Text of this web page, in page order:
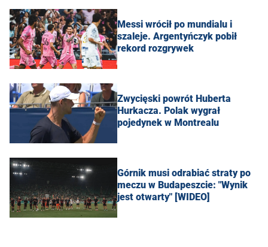
Messi wrócił po mundialu i
szaleje. Argentyńczyk pobił
rekord rozgrywek
Zwycięski powrót Huberta
Hurkacza. Polak wygrał
pojedynek w Montrealu
Górnik musi odrabiać straty po
meczu w Budapeszcie: "Wynik
jest otwarty" [WIDEO]